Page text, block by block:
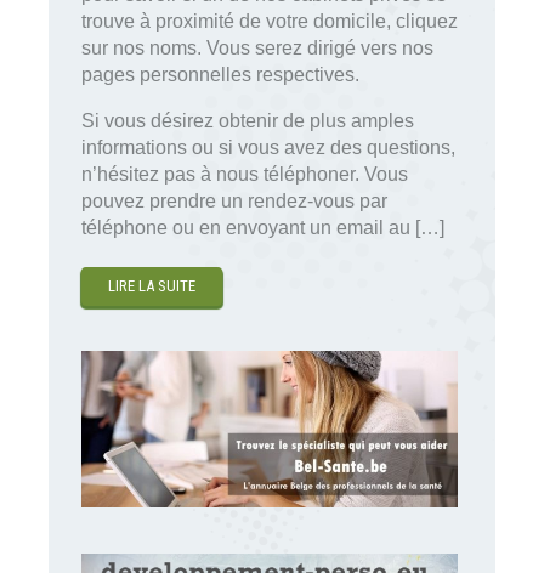
trouve à proximité de votre domicile, cliquez
sur nos noms. Vous serez dirigé vers nos
pages personnelles respectives.
Si vous désirez obtenir de plus amples
informations ou si vous avez des questions,
n’hésitez pas à nous téléphoner. Vous
pouvez prendre un rendez-vous par
téléphone ou en envoyant un email au […]
LIRE LA SUITE